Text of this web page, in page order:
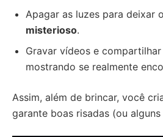
Apagar as luzes para deixar
misterioso.
Gravar vídeos e
mostrando se realmente
Assim, além de brincar, você
garante boas risadas (ou alguns